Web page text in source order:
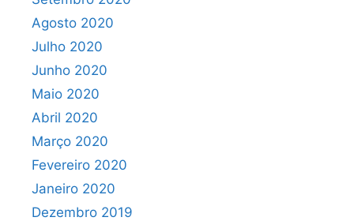
Agosto 2020
Julho 2020
Junho 2020
Maio 2020
Abril 2020
Março 2020
Fevereiro 2020
Janeiro 2020
Dezembro 2019